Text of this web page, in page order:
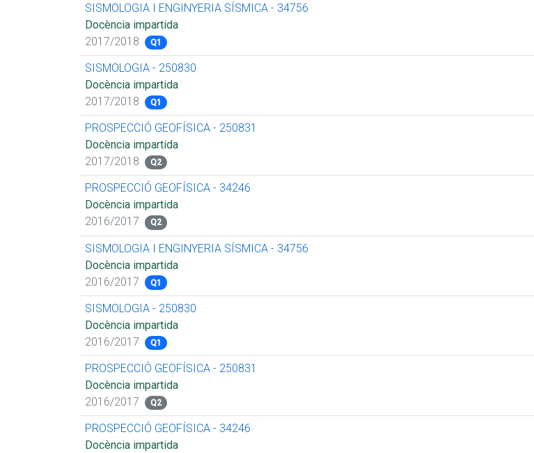
SISMOLOGIA I ENGINYERIA SÍSMICA - 34756
Docència impartida
2017/2018
Q1
SISMOLOGIA - 250830
Docència impartida
2017/2018
Q1
PROSPECCIÓ GEOFÍSICA - 250831
Docència impartida
2017/2018
Q2
PROSPECCIÓ GEOFÍSICA - 34246
Docència impartida
2016/2017
Q2
SISMOLOGIA I ENGINYERIA SÍSMICA - 34756
Docència impartida
2016/2017
Q1
SISMOLOGIA - 250830
Docència impartida
2016/2017
Q1
PROSPECCIÓ GEOFÍSICA - 250831
Docència impartida
2016/2017
Q2
PROSPECCIÓ GEOFÍSICA - 34246
Docència impartida